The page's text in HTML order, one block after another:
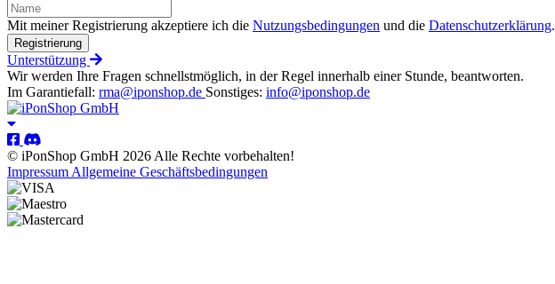
Mit meiner Registrierung akzeptiere ich die Nutzungsbedingungen und die Datenschutzerklärung.
Registrierung
Unterstützung
Wir werden Ihre Fragen schnellstmöglich, in der Regel innerhalb einer Stunde, beantworten.
Im Garantiefall: rma@iponshop.de Sonstiges: info@iponshop.de
© iPonShop GmbH 2026 Alle Rechte vorbehalten!
Impressum Allgemeine Geschäftsbedingungen